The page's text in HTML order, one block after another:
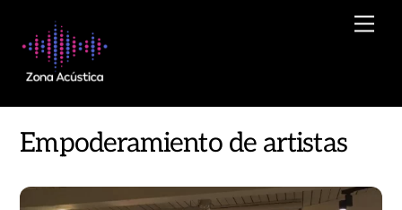
content
Empoderamiento de artistas